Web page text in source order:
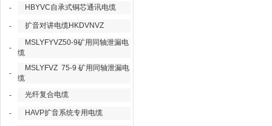
- HBYVC自承式铜芯通讯电缆
- 扩音对讲电缆HKDVNVZ
-
MSLYFYVZ50-9矿用同轴泄漏电
缆
-
MSLYFVZ 75-9 矿用同轴泄漏电
缆
-
光纤复合电缆
- HAVP扩音系统专用电缆